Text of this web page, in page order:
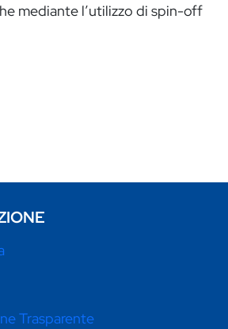
mediante l’utilizzo di spin-off
Trasparente